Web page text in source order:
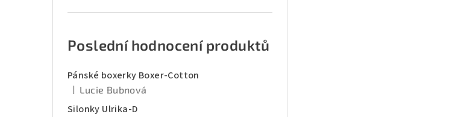
Poslední hodnocení produktů
Pánské boxerky Boxer-Cotton
Hodnocení produktu je 5 z 5 hvězdiček.
Lucie Bubnová
Silonky Ulrika-D